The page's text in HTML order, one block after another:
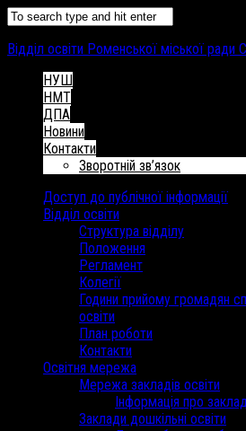
Відділ освіти Роменської міської ради
НУШ
НМТ
ДПА
Новини
Контакти
Зворотній зв’язок
Доступ до публічної інформації
Відділ освіти
Структура відділу
Положення
Регламент
Колегії
Години прийому громадян
освіти
План роботи
Контакти
Освітня мережа
Мережа закладів освіти
Інформація про
Заклади дошкільні освіти